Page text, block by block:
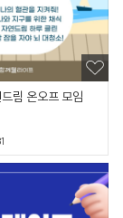
림 온오프 모임